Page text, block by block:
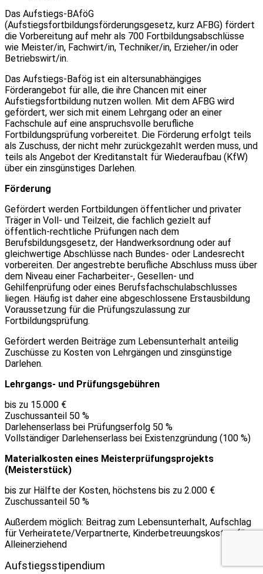
Das Aufstiegs-BAföG
(Aufstiegsfortbildungsförderungsgesetz, kurz AFBG) fördert
die Vorbereitung auf mehr als 700 Fortbildungsabschlüsse
wie Meister/in, Fachwirt/in, Techniker/in, Erzieher/in oder
Betriebswirt/in.
Das Aufstiegs-Bafög ist ein altersunabhängiges
Förderangebot für alle, die ihre Chancen mit einer
Aufstiegsfortbildung nutzen wollen. Mit dem AFBG wird
gefördert, wer sich mit einem Lehrgang oder an einer
Fachschule auf eine anspruchsvolle berufliche
Fortbildungsprüfung vorbereitet. Die Förderung erfolgt teils
als Zuschuss, der nicht mehr zurückgezahlt werden muss, und
teils als Angebot der Kreditanstalt für Wiederaufbau (KfW)
über ein zinsgünstiges Darlehen.
Förderung
Gefördert werden Fortbildungen öffentlicher und privater
Träger in Voll- und Teilzeit, die fachlich gezielt auf
öffentlich-rechtliche Prüfungen nach dem
Berufsbildungsgesetz, der Handwerksordnung oder auf
gleichwertige Abschlüsse nach Bundes- oder Landesrecht
vorbereiten. Der angestrebte berufliche Abschluss muss über
dem Niveau einer Facharbeiter-, Gesellen- und
Gehilfenprüfung oder eines Berufsfachschulabschlusses
liegen. Häufig ist daher eine abgeschlossene Erstausbildung
Voraussetzung für die Prüfungszulassung zur
Fortbildungsprüfung.
Gefördert werden Beiträge zum Lebensunterhalt anteilig
Zuschüsse zu Kosten von Lehrgängen und zinsgünstige
Darlehen.
Lehrgangs- und Prüfungsgebühren
bis zu 15.000 €
Zuschussanteil 50 %
Darlehenserlass bei Prüfungserfolg 50 %
Vollständiger Darlehenserlass bei Existenzgründung (100 %)
Materialkosten eines Meisterprüfungsprojekts
(Meisterstück)
bis zur Hälfte der Kosten, höchstens bis zu 2.000 €
Zuschussanteil 50 %
Außerdem möglich: Beitrag zum Lebensunterhalt, Aufschlag
für Verheiratete/Verpartnerte, Kinderbetreuungskosten für
Alleinerziehend
Aufstiegsstipendium